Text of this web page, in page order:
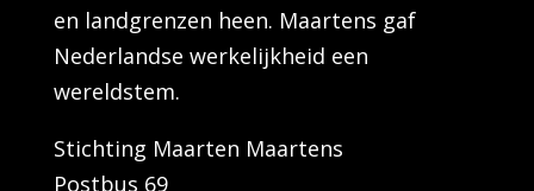
en landgrenzen heen. Maartens gaf
Nederlandse werkelijkheid een
wereldstem.
Stichting Maarten Maartens
Postbus 69